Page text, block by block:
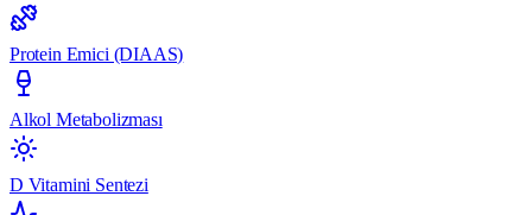
Protein Emici (DIAAS)
Alkol Metabolizması
D Vitamini Sentezi